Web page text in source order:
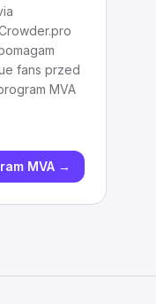
fans przed
MVA
MVA →